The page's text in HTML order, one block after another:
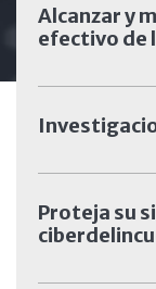
Alcanzar y
efectivo de
Proteja su